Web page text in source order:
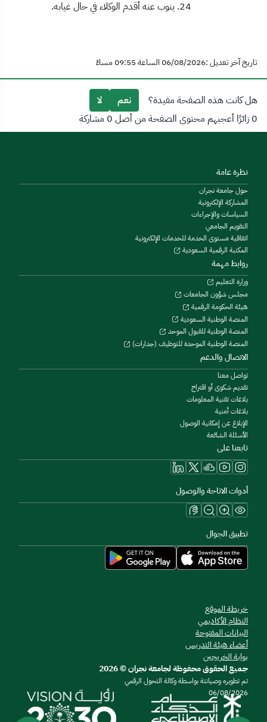
24. ينوب عنه أقدم الوكلاء في حال غيابه.
تاريخ آخر تعديل :06/08/2026 الساعة 09:55 مساءً
هل كانت هذه الصفحة مفيدة؟ نعم
لا
0 زائرًا أعجبهم محتوى الصفحة من أصل 0 مشاركة
نظرة عامة
حول جامعة نجران
المشاركة الإلكترونية
السياسات والإجراءات
التقويم الجامعي
اتفاقية مستوى الخدمة للخدمات الإلكترونية
المكتبة الرقمية السعودية
روابط مهمة
وزارة التعليم
مجلس شؤون الجامعات
هيئة الحكومة الرقمية
المنصة الوطنية السعودية
المنصة الوطنية للقبول الموحد
المنصة الوطنية الموحدة للتوظيف (جدارات)
الاتصال والدعم
تواصل معنا
تقديم شكوى أو اقتراح
بلاغات تقنية المعلومات
بلاغات أمنية
الإبلاغ عن إمكانية الوصول
الأسئلة الشائعة
تابعنا على
أدوات الاتاحة والوصول
تطبيق الجوال
خريطة الموقع
النظام الأكاديمي
البيانات المفتوحة
أعضاء هيئة التدريس
بوابة الخريجين
جميع الحقوق محفوظة لجامعة نجران © 2026
تم تطويره وصيانتة بواسطة وكالة التحول الرقمي
06/08/2026